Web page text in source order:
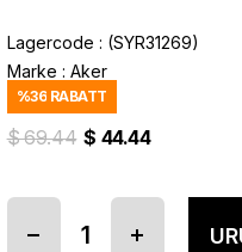
Lagercode
(SYR31269)
Marke : Aker
%36 RABATT
$ 69.44 $ 44.44